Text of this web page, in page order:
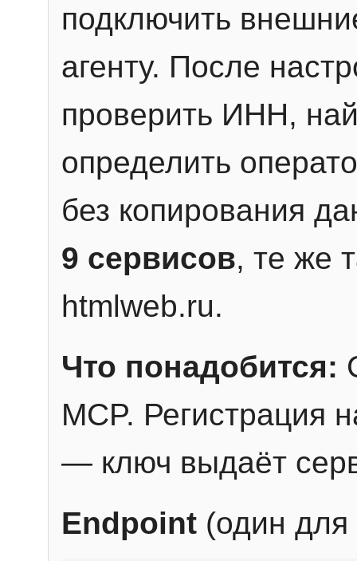
подключить
агенту. После
проверить ИНН,
определить
без копирования
9 сервисов, те же
htmlweb.ru.
Что понадобится:
MCP. Регистрация
— ключ выдаёт
Endpoint (один для